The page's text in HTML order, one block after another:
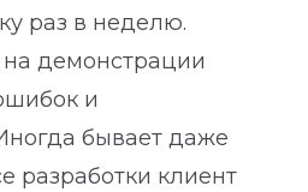
раз в неделю.
на демонстрации
и
бывает даже
разработки клиент